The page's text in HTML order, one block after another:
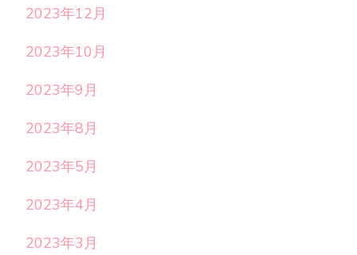
2023年12月
2023年10月
2023年9月
2023年8月
2023年5月
2023年4月
2023年3月